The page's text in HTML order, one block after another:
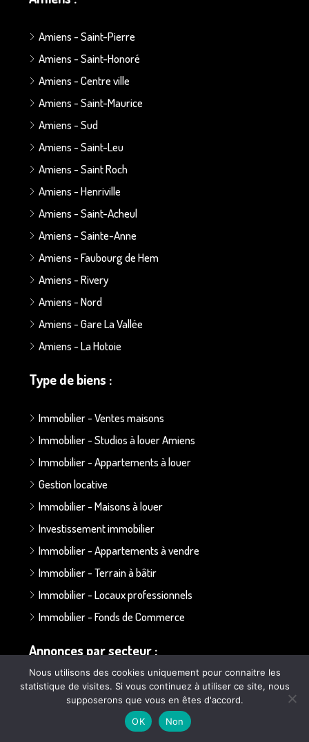
Amiens - Saint-Pierre
Amiens - Saint-Honoré
Amiens - Centre ville
Amiens - Saint-Maurice
Amiens - Sud
Amiens - Saint-Leu
Amiens - Saint Roch
Amiens - Henriville
Amiens - Saint-Acheul
Amiens - Sainte-Anne
Amiens - Faubourg de Hem
Amiens - Rivery
Amiens - Nord
Amiens - Gare La Vallée
Amiens - La Hotoie
Type de biens :
Immobilier - Ventes maisons
Immobilier - Studios à louer Amiens
Immobilier - Appartements à louer
Gestion locative
Immobilier - Maisons à louer
Investissement immobilier
Immobilier - Appartements à vendre
Immobilier - Terrain à bâtir
Immobilier - Locaux professionnels
Immobilier - Fonds de Commerce
Annonces par secteur :
Secteur Bapaume - Albert
Secteur Doullens
Secteur Ailly sur Somme
Nous utilisons des cookies uniquement pour connaitre les
statistique de visites. Si vous continuez à utiliser ce site, nous
supposerons que vous en êtes d'accord.
OK
Non